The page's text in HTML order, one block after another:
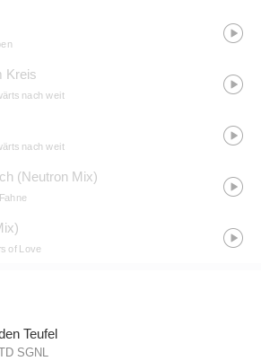
Kreis
nach weit
nach weit
(Neutron Mix)
of Love
Teufel
SGNL